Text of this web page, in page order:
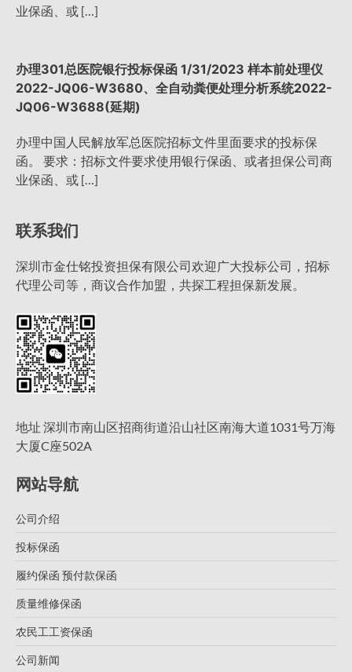
业保函、或 […]
办理301总医院银行投标保函 1/31/2023 样本前处理仪
2022-JQ06-W3680、全自动粪便处理分析系统2022-
JQ06-W3688(延期)
办理中国人民解放军总医院招标文件里面要求的投标保
函。 要求：招标文件要求使用银行保函、或者担保公司商
业保函、或 […]
联系我们
深圳市金仕铭投资担保有限公司欢迎广大投标公司，招标
代理公司等，商议合作加盟，共探工程担保新发展。
地址 深圳市南山区招商街道沿山社区南海大道1031号万海
大厦C座502A
网站导航
公司介绍
投标保函
履约保函 预付款保函
质量维修保函
农民工工资保函
公司新闻